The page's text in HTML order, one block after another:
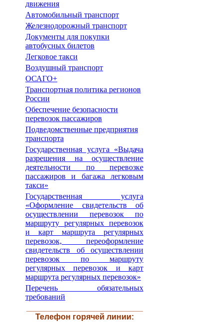
движения
Автомобильный транспорт
Железнодорожный транспорт
Документы для покупки
автобусных билетов
Легковое такси
Воздушный транспорт
ОСАГО+
Транспортная политика регионов
России
Обеспечение безопасности
перевозок пассажиров
Подведомственные предприятия
транспорта
Государственная услуга «Выдача
разрешения на осуществление
деятельности по перевозке
пассажиров и багажа легковым
такси»
Государственная услуга
«Оформление свидетельств об
осуществлении перевозок по
маршруту регулярных перевозок
и карт маршрута регулярных
перевозок, переоформление
свидетельств об осуществлении
перевозок по маршруту
регулярных перевозок и карт
маршрута регулярных перевозок»
Перечень обязательных
требований
Телефон горячей линии: